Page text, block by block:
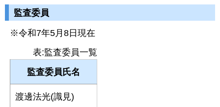
監査委員
※令和7年5月8日現在
表:監査委員一覧
監査委員氏名
渡邊法光(識見)